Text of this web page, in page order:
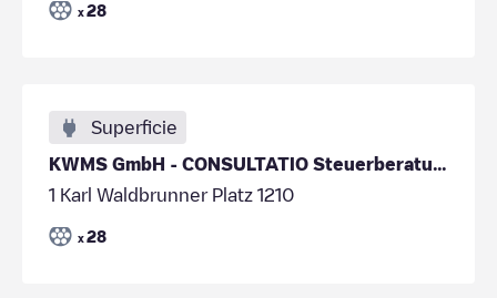
x 28
Superficie
KWMS GmbH - CONSULTATIO Steuerberatung GmbH: Wien
1 Karl Waldbrunner Platz 1210
x 28